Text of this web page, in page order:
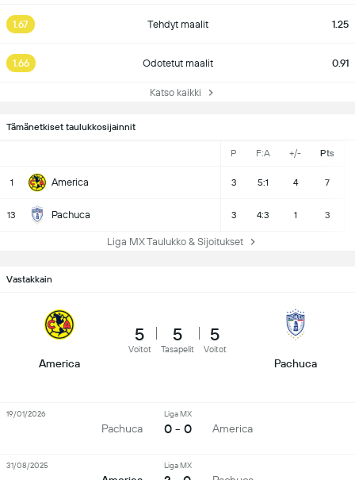
1.67 Tehdyt maalit 1.25
1.66 Odotetut maalit 0.91
Katso kaikki
Tämänetkiset taulukkosijainnit
P F:A +/- Pts
1 America 3 5:1 4 7
13 Pachuca 3 4:3 1 3
Liga MX Taulukko & Sijoitukset
Vastakkain
America
5
Voitot
5
Tasapelit
5
Voitot
Pachuca
Pachuca
Liga MX
0 - 0 America
19/01/2026
Liga MX
31/08/2025